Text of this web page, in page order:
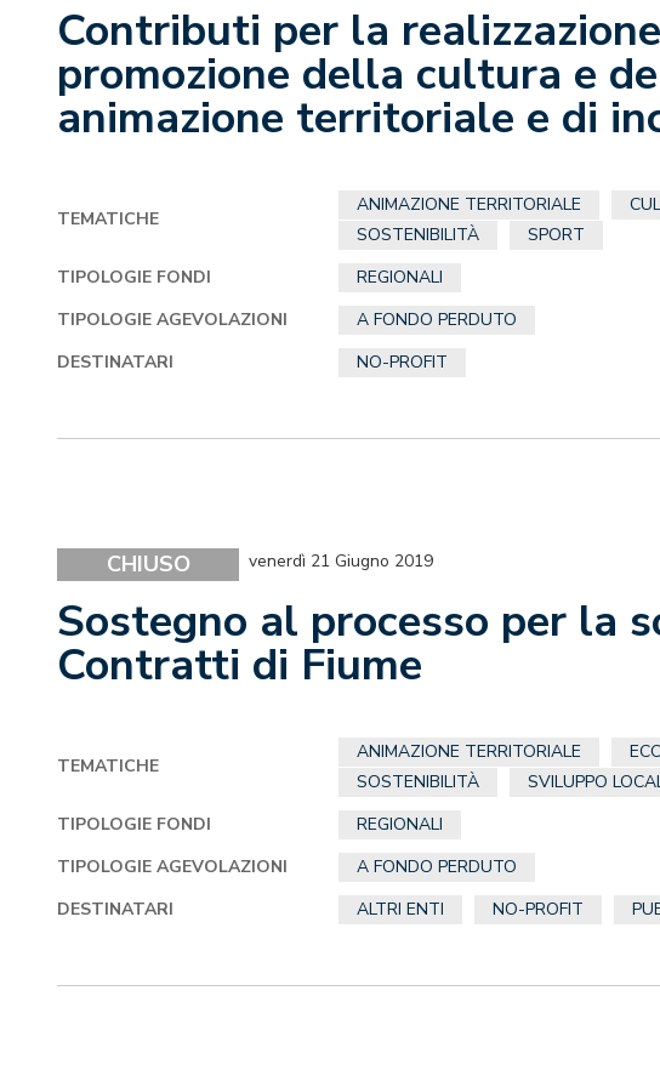
Contributi per la
promozione della cultura e
animazione territoriale e di
TEMATICHE
ANIMAZIONE TERRITORIALE
SOSTENIBILITÀ
SPORT
TIPOLOGIE FONDI
REGIONALI
TIPOLOGIE AGEVOLAZIONI
A FONDO PERDUTO
DESTINATARI
NO-PROFIT
CHIUSO venerdì 21 Giugno 2019
Sostegno al processo per la
Contratti di Fiume
TEMATICHE
ANIMAZIONE TERRITORIALE
SOSTENIBILITÀ
SVILUPPO
TIPOLOGIE FONDI
REGIONALI
TIPOLOGIE AGEVOLAZIONI
A FONDO PERDUTO
DESTINATARI
ALTRI ENTI NO-PROFIT